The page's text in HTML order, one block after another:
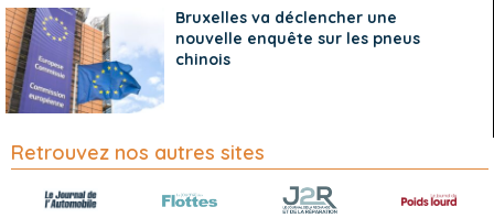
Bruxelles va déclencher une
nouvelle enquête sur les pneus
chinois
Retrouvez nos autres sites